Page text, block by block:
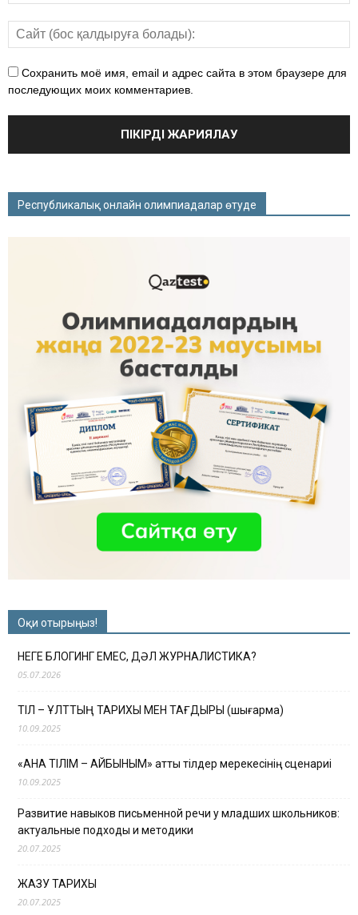
Сохранить моё имя, email и адрес сайта в этом браузере для
последующих моих комментариев.
Республикалық онлайн олимпиадалар өтуде
Оқи отырыңыз!
НЕГЕ БЛОГИНГ ЕМЕС, ДӘЛ ЖУРНАЛИСТИКА?
05.07.2026
ТІЛ – ҰЛТТЫҢ ТАРИХЫ МЕН ТАҒДЫРЫ (шығарма)
10.09.2025
«АНА ТІЛІМ – АЙБЫНЫМ» атты тілдер мерекесінің сценариі
10.09.2025
Развитие навыков письменной речи у младших школьников:
актуальные подходы и методики
20.07.2025
ЖАЗУ ТАРИХЫ
20.07.2025